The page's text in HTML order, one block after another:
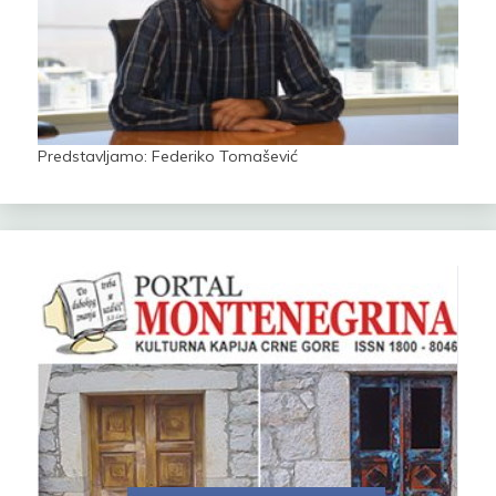
Predstavljamo: Federiko Tomašević